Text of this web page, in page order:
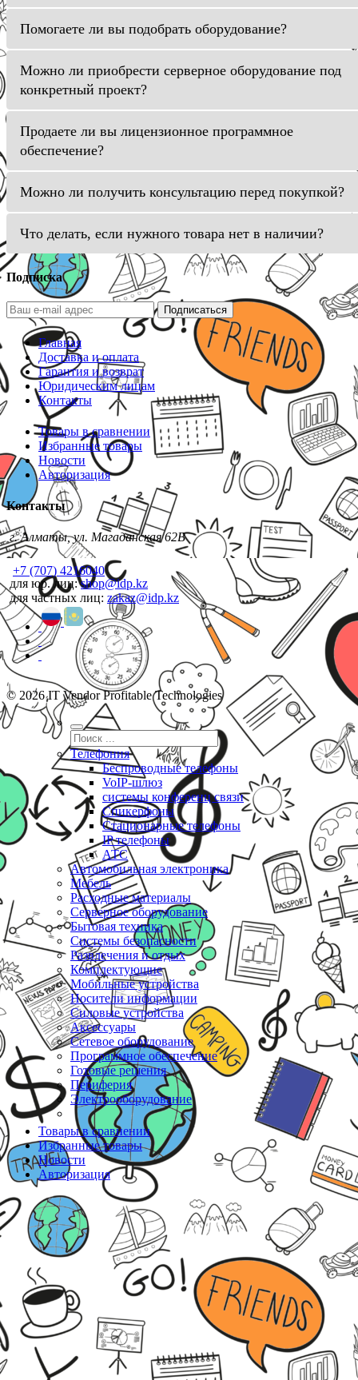
Помогаете ли вы подобрать оборудование?
Можно ли приобрести серверное оборудование под
конкретный проект?
Продаете ли вы лицензионное программное
обеспечение?
Можно ли получить консультацию перед покупкой?
Что делать, если нужного товара нет в наличии?
Подписка
Подписаться
Главная
Доставка и оплата
Гарантия и возврат
Юридическим лицам
Контакты
Товары в сравнении
Избранные товары
Новости
Авторизация
Контакты
г. Алматы, ул. Магаданская 62В
+7 (707) 4216040
для юр. лиц:shop@idp.kz
для частных лиц: zakaz@idp.kz
© 2026 IT Vendor Profitable Technologies
Телефония
Беспроводные телефоны
VoIP-шлюз
системы конференц связи
Спикерфоны
Стационарные телефоны
IP телефоны
АТС
Автомобильная электроника
Мебель
Расходные материалы
Серверное оборудование
Бытовая техника
Системы безопасности
Развлечения и отдых
Комплектующие
Мобильные устройства
Носители информации
Силовые устройства
Аксессуары
Сетевое оборудование
Программное обеспечение
Готовые решения
Периферия
Электрооборудование
Товары в сравнении
Избранные товары
Новости
Авторизация